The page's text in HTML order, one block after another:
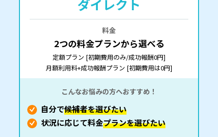
ダイレクト
料金
2つの料金プランから選べる
定額プラン [初期費用のみ/成功報酬0円]
月額利用料+成功報酬プラン [初期費用は0円]
こんなお悩みの方へおすすめ！
自分で候補者を選びたい
状況に応じて料金プランを選びたい